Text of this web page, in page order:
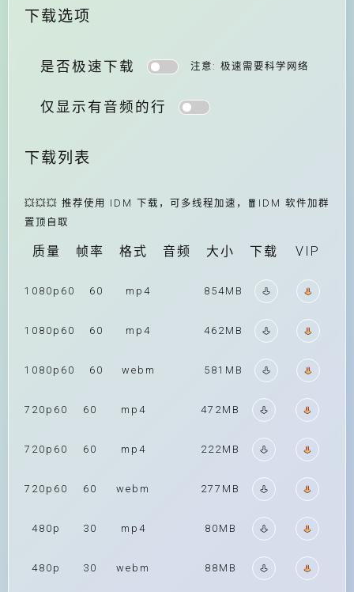
下载选项
是否极速下载 注意: 极速需要科学网络
仅显示有音频的行
下载列表
💥💥💥 推荐使用 IDM 下载，可多线程加速，🧧IDM 软件加群
置顶自取
质量 帧率 格式 音频 大小 下载 VIP
1080p60 60 mp4 854MB
1080p60 60 mp4 462MB
1080p60 60 webm 581MB
720p60 60 mp4 472MB
720p60 60 mp4 222MB
720p60 60 webm 277MB
480p 30 mp4 80MB
480p 30 webm 88MB